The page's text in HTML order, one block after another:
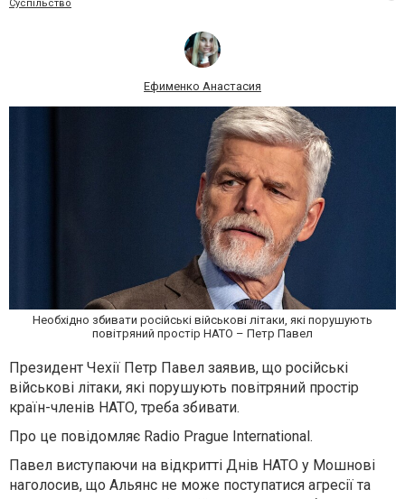
Суспільство
Ефименко Анастасия
Необхідно збивати російські військові літаки, які порушують
повітряний простір НАТО – Петр Павел
Президент Чехії Петр Павел заявив, що російські
військові літаки, які порушують повітряний простір
країн-членів НАТО, треба збивати.
Про це повідомляє Radio Prague International.
Павел виступаючи на відкритті Днів НАТО у Мошнові
наголосив, що Альянс не може поступатися агресії та